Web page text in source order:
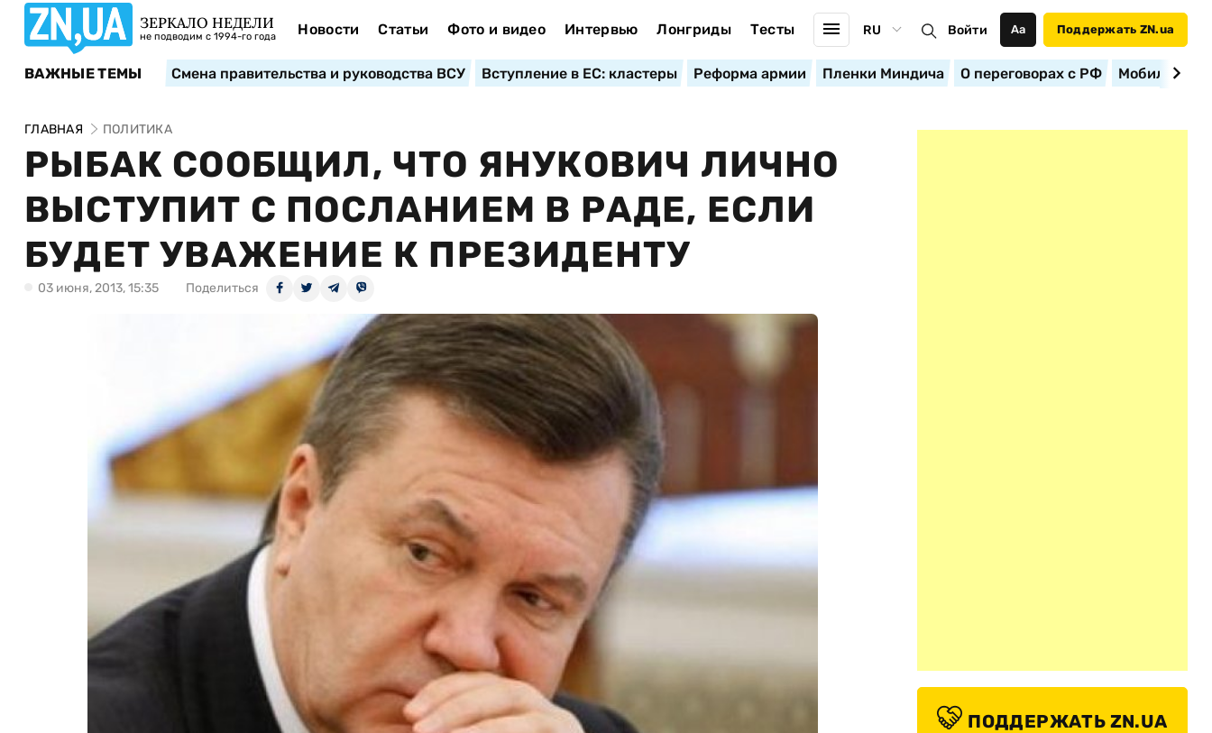
ЗЕРКАЛО НЕДЕЛИ
не подводим с 1994-го года Новости Статьи Фото и видео Интервью Лонгриды Тесты RU Войти Аа Поддержать ZN.ua
ВАЖНЫЕ ТЕМЫ Смена правительства и руководства ВСУ Вступление в ЕС: кластеры Реформа армии Пленки Миндича О переговорах с РФ
ГЛАВНАЯ ПОЛИТИКА
РЫБАК СООБЩИЛ, ЧТО ЯНУКОВИЧ ЛИЧНО
ВЫСТУПИТ С ПОСЛАНИЕМ В РАДЕ, ЕСЛИ
БУДЕТ УВАЖЕНИЕ К ПРЕЗИДЕНТУ
03 июня, 2013, 15:35 Поделиться
ПОДДЕРЖАТЬ ZN.UA